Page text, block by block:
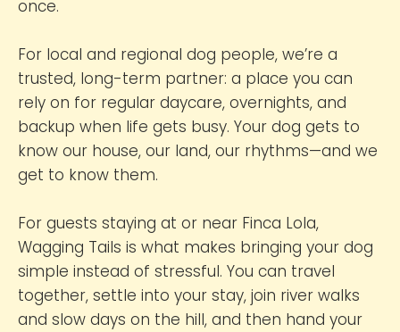
once.
For local and regional dog people, we’re a
trusted, long-term partner: a place you can
rely on for regular daycare, overnights, and
backup when life gets busy. Your dog gets to
know our house, our land, our rhythms—and we
get to know them.
For guests staying at or near Finca Lola,
Wagging Tails is what makes bringing your dog
simple instead of stressful. You can travel
together, settle into your stay, join river walks
and slow days on the hill, and then hand your